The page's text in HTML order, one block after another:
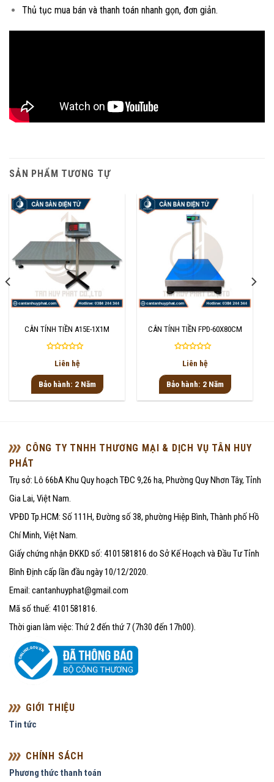
Thủ tục mua bán và thanh toán nhanh gọn, đơn giản.
SẢN PHẨM TƯƠNG TỰ
CÂN TÍNH TIỀN A15E-1X1M
Được
hạng
0
5
Liên hệ
Bảo hành: 2 Năm
CÂN TÍNH TIỀN FPD-60X80CM
Được
hạng
0
5
Liên hệ
Bảo hành: 2 Năm
CÔNG TY TNHH THƯƠNG MẠI & DỊCH VỤ TÂN HUY
PHÁT
Trụ sở: Lô 66bA Khu Quy hoạch TĐC 9,26 ha, Phường Quy Nhơn Tây, Tỉnh
Gia Lai, Việt Nam.
VPĐD Tp.HCM: Số 111H, Đường số 38, phường Hiệp Bình, Thành phố Hồ
Chí Minh, Việt Nam.
Giấy chứng nhận ĐKKD số: 4101581816 do Sở Kế Hoạch và Đầu Tư Tỉnh
Bình Định cấp lần đầu ngày 10/12/2020.
Email: cantanhuyphat@gmail.com
Mã số thuế: 4101581816.
Thời gian làm việc: Thứ 2 đến thứ 7 (7h30 đến 17h00).
GIỚI THIỆU
Tin tức
CHÍNH SÁCH
Phương thức thanh toán